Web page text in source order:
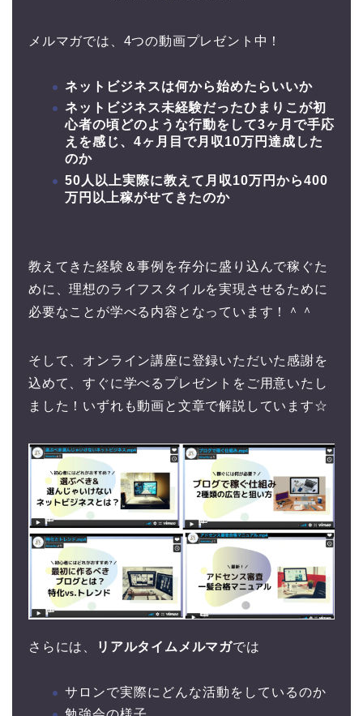
メルマガでは、4つの動画プレゼント中！
ネットビジネスは何から始めたらいいか
ネットビジネス未経験だったひまりこが初
心者の頃どのような行動をして3ヶ月で手応
えを感じ、4ヶ月目で月収10万円達成した
のか
50人以上実際に教えて月収10万円から400
万円以上稼がせてきたのか
教えてきた経験＆事例を存分に盛り込んで稼ぐた
めに、理想のライフスタイルを実現させるために
必要なことが学べる内容となっています！＾＾
そして、オンライン講座に登録いただいた感謝を
込めて、すぐに学べるプレゼントをご用意いたし
ました！いずれも動画と文章で解説しています☆
さらには、 リアルタイムメルマガでは
サロンで実際にどんな活動をしているのか